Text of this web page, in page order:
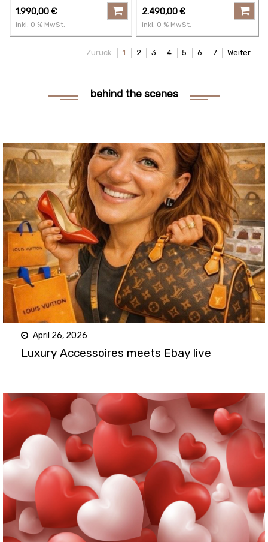
1.990,00€
inkl. 0 % MwSt.
2.490,00€
inkl. 0 % MwSt.
Zurück 1 2 3 4 5 6 7 Weiter
behind the scenes
April 26, 2026
Luxury Accessoires meets Ebay live